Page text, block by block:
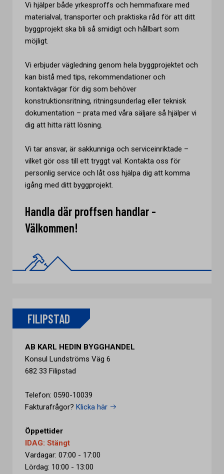
Vi hjälper både yrkesproffs och hemmafixare med
materialval, transporter och praktiska råd för att ditt
byggprojekt ska bli så smidigt och hållbart som
möjligt.
Vi erbjuder vägledning genom hela byggprojektet och
kan bistå med tips, rekommendationer och
kontaktvägar för dig som behöver
konstruktionsritning, ritningsunderlag eller teknisk
dokumentation – prata med våra säljare så hjälper vi
dig att hitta rätt lösning.
Vi tar ansvar, är sakkunniga och serviceinriktade –
vilket gör oss till ett tryggt val. Kontakta oss för
personlig service och låt oss hjälpa dig att komma
igång med ditt byggprojekt.
Handla där proffsen handlar -
Välkommen!
FILIPSTAD
AB KARL HEDIN BYGGHANDEL
Konsul Lundströms Väg 6
682 33 Filipstad
Telefon: 0590-10039
Fakturafrågor? Klicka här
Öppettider
IDAG: Stängt
Vardagar: 07:00 - 17:00
Lördag: 10:00 - 13:00